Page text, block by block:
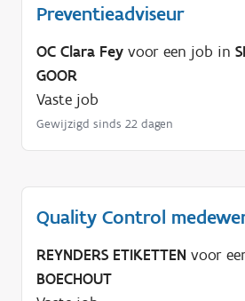
Preventieadviseur
OC Clara Fey voor een job in
GOOR
Vaste job
Gewijzigd sinds 22 dagen
Quality Control
REYNDERS ETIKETTEN voor
BOECHOUT